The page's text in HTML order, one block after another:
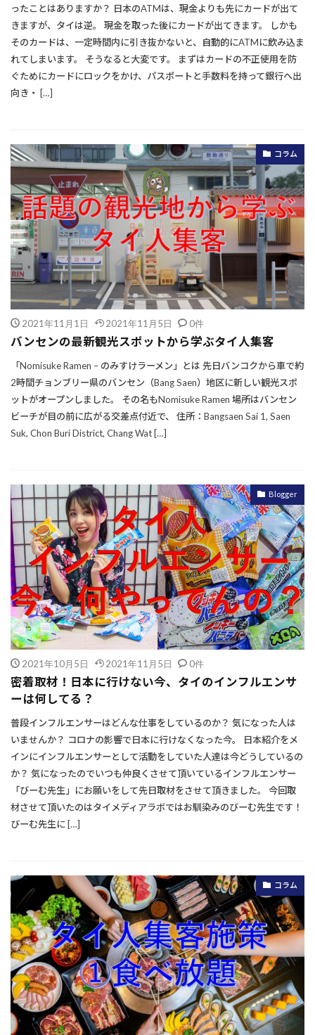
ったことはありますか？ 日本のATMは、現金よりも先にカードが出て
きますが、タイは逆。 現金を取った後にカードが出てきます。 しかも
そのカードは、一定時間内に引き抜かないと、自動的にATMに飲み込ま
れてしまいます。 そうなると大変です。 まずはカードの不正使用を防
ぐためにカードにロックをかけ、パスポートと手数料を持って銀行へ出
向き・ […]
コラム
2021年11月1日 2021年11月5日 0件
バンセンの最新観光スポットから学ぶタイ人集客
「Nomisuke Ramen – のみすけラーメン」とは 先日バンコクから車で約
2時間チョンブリー県のバンセン（Bang Saen）地区に新しい観光スポ
ットがオープンしました。 その名もNomisuke Ramen 場所はバンセン
ビーチが目の前に広がる交差点付近で、 住所：Bangsaen Sai 1, Saen
Suk, Chon Buri District, Chang Wat […]
Blogger
2021年10月5日 2021年11月5日 0件
密着取材！日本に行けない今、タイのインフルエンサ
ーは何してる？
普段インフルエンサーはどんな仕事をしているのか？ 気になった人は
いませんか？ コロナの影響で日本に行けなくなった今。 日本紹介をメ
インにインフルエンサーとして活動をしていた人達は今どうしているの
か？ 気になったのでいつも仲良くさせて頂いているインフルエンサー
「びーむ先生」にお願いをして先日取材をさせて頂きました。 今回取
材させて頂いたのはタイメディアラボではお馴染みのびーむ先生です！
びーむ先生に […]
コラム